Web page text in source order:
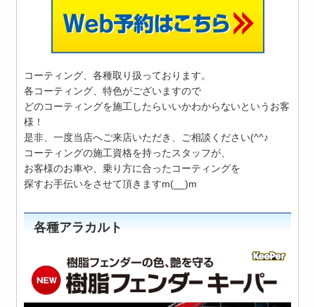
コーティング、各種取り扱っております。
各コーティング、特色がございますので
どのコーティングを施工したらいいかわからないというお客
様！
是非、一度当店へご来店いただき、ご相談ください(^^♪
コーティングの施工資格を持ったスタッフが、
お客様のお車や、乗り方に合ったコーティングを
探すお手伝いをさせて頂きますm(__)m
各種アラカルト